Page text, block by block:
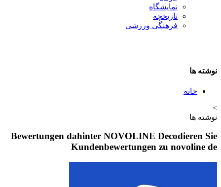
نمایشگاه
تاريخچه
فرهنگی ورزشی
نوشته ها
خانه
>
نوشته ها
Bewertungen dahinter NOVOLINE Decodieren Sie
Kundenbewertungen zu novoline de